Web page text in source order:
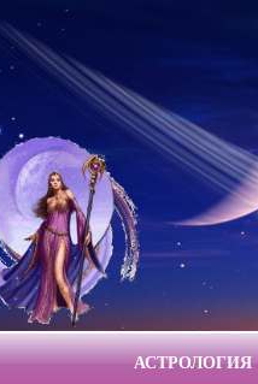
АСТРОЛОГИЯ